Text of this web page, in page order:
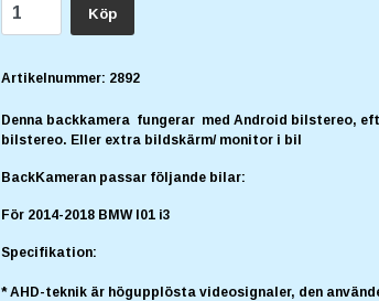
Köp
Artikelnummer: 2892
Denna backkamera fungerar med Android bilstereo,
bilstereo. Eller extra bildskärm/ monitor i bil
BackKameran passar följande bilar:
För 2014-2018 BMW I01 i3
Specifikation:
* AHD-teknik är högupplösta videosignaler, den